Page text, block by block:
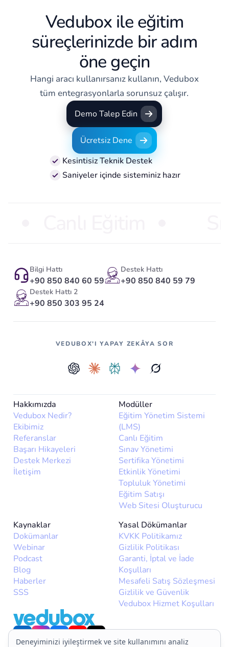
Vedubox ile eğitim
süreçlerinizde bir adım
öne geçin
Hangi aracı kullanırsanız kullanın, Vedubox
tüm entegrasyonlarla sorunsuz çalışır.
Demo Talep Edin
Demo Talep Edin
Ücretsiz Dene
Ücretsiz Dene
Kesintisiz Teknik Destek
Saniyeler içinde sisteminiz hazır
VEDUBOX'I YAPAY ZEKÂYA SOR
Hakkımızda
Vedubox Nedir?
Ekibimiz
Referanslar
Başarı Hikayeleri
Destek Merkezi
İletişim
Modüller
Eğitim Yönetim Sistemi
(LMS)
Canlı Eğitim
Sınav Yönetimi
Sertifika Yönetimi
Etkinlik Yönetimi
Topluluk Yönetimi
Eğitim Satışı
Web Sitesi Oluşturucu
Kaynaklar
Dokümanlar
Webinar
Podcast
Blog
Haberler
SSS
Yasal Dökümanlar
KVKK Politikamız
Gizlilik Politikası
Garanti, İptal ve İade
Koşulları
Mesafeli Satış Sözleşmesi
Gizlilik ve Güvenlik
Vedubox Hizmet Koşulları
Bilgi Hattı
+90 850 840 60 59
Destek Hattı
+90 850 840 59 79
Destek Hattı 2
+90 850 303 95 24
Deneyiminizi iyileştirmek ve site kullanımını analiz